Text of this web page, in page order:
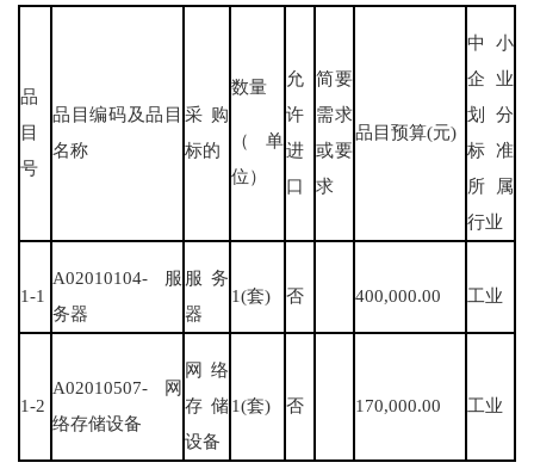
品
目
号
品目编码及品目
名称
采购
标的
数量
（单
位）
允
许
进
口
简要
需求
或要
求
品目预算(元)
中小
企业
划分
标准
所属
行业
1-1
A02010104-服
务器
服务
器
1(套) 否 400,000.00 工业
1-2
A02010507-网
络存储设备
网络
存储
设备
1(套) 否 170,000.00 工业